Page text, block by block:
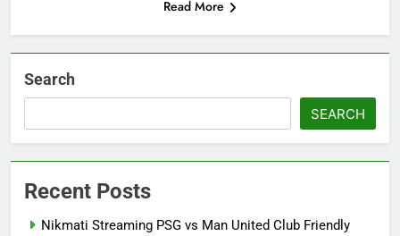
Read More
Search
SEARCH
Recent Posts
Nikmati Streaming PSG vs Man United Club Friendly